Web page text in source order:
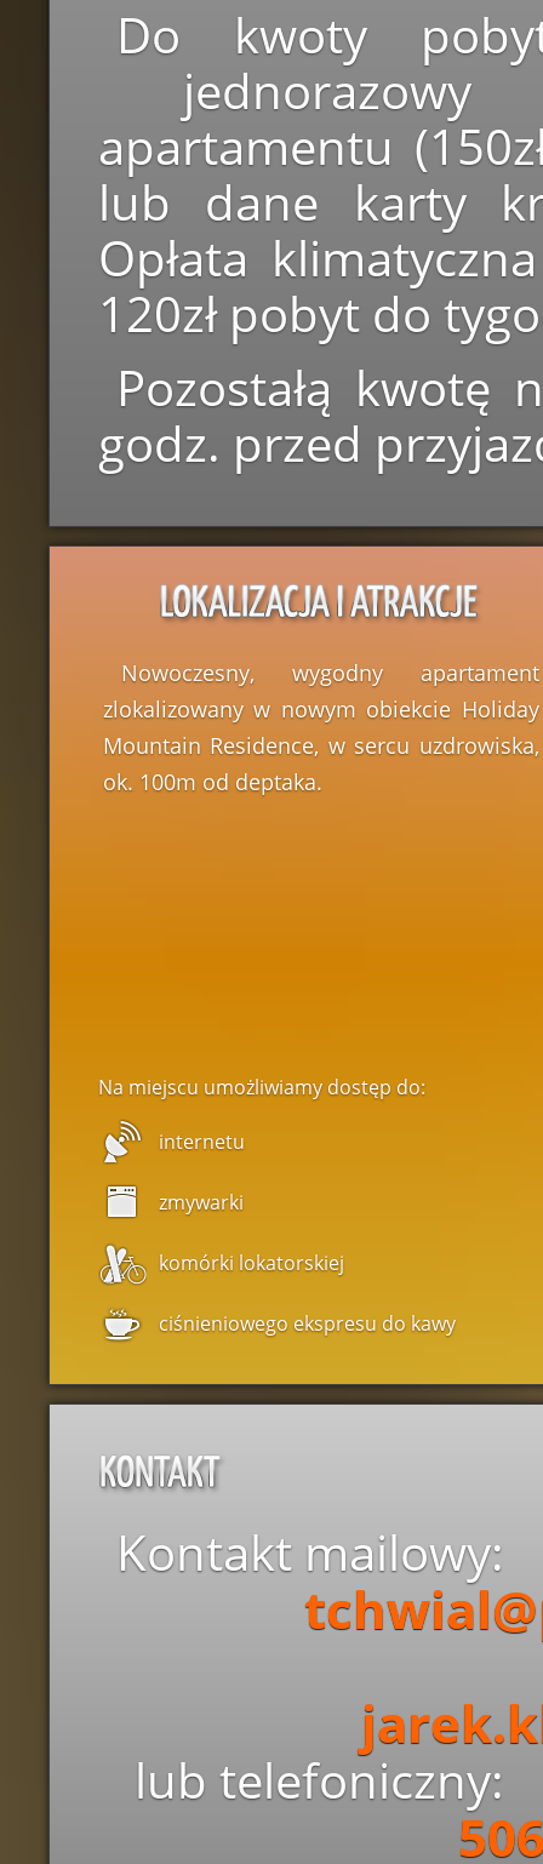
Do kwoty
jednorazowy
apartamentu
lub dane karty
Opłata
120zł pobyt do
Pozostałą kwotę
godz. przed
Nowoczesny, wygodny apartament
zlokalizowany w nowym obiekcie Holiday
Mountain Residence, w sercu uzdrowiska,
ok. 100m od deptaka.
Na miejscu umożliwiamy dostęp do:
internetu
zmywarki
komórki lokatorskiej
ciśnieniowego ekspresu do kawy
Kontakt mailowy:
lub telefoniczny: